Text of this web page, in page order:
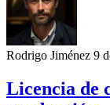
Rodrigo Jiménez 9
Licencia de